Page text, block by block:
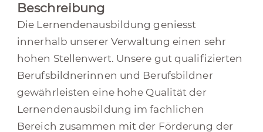
Beschreibung
Die Lernendenausbildung geniesst
innerhalb unserer Verwaltung einen sehr
hohen Stellenwert. Unsere gut qualifizierten
Berufsbildnerinnen und Berufsbildner
gewährleisten eine hohe Qualität der
Lernendenausbildung im fachlichen
Bereich zusammen mit der Förderung der